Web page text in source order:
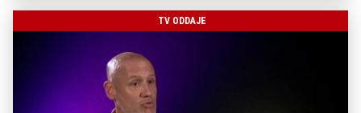
TV ODDAJE